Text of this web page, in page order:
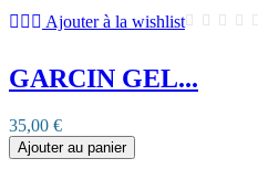
Ajouter à la wishlist
GARCIN GEL...
35,00 €
Ajouter au panier